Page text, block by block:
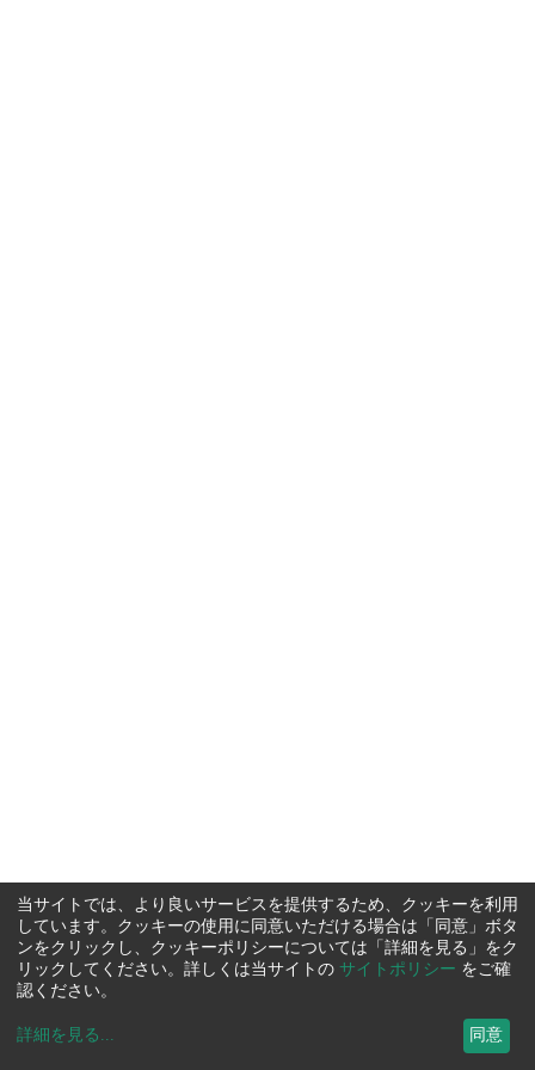
当サイトでは、より良いサービスを提供するため、クッキーを利用
しています。クッキーの使用に同意いただける場合は「同意」ボタ
ンをクリックし、クッキーポリシーについては「詳細を見る」をク
リックしてください。詳しくは当サイトの サイトポリシー をご確
認ください。
詳細を見る ... 同意